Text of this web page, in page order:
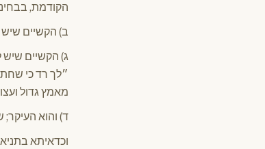
הקודמת,
ב) הקשיים
ג) הקשיים שיש
״לך רד כי
מאמץ גדול
ד) והוא
וכדאיתא בתניא